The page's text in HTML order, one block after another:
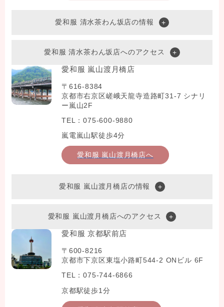
愛和服 清水茶わん坂店の情報
愛和服 清水茶わん坂店へのアクセス
愛和服 嵐山渡月橋店
〒616-8384
京都市右京区嵯峨天龍寺造路町31-7 シナリ
ー嵐山2F
TEL：075-600-9880
嵐電嵐山駅徒歩4分
愛和服 嵐山渡月橋店へ
愛和服 嵐山渡月橋店の情報
愛和服 嵐山渡月橋店へのアクセス
愛和服 京都駅前店
〒600-8216
京都市下京区東塩小路町544-2 ONビル 6F
TEL：075-744-6866
京都駅徒歩1分